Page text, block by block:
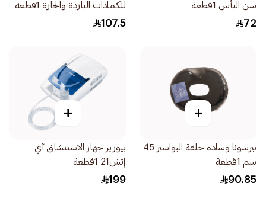
سن اليأس 1قطعة
72
للكمادات الباردة والحارة 1قطعة
107.5
+
بيرسونا وسادة حلقة البواسير 45
سم 1قطعة
90.85
+
بيورير جهاز الاستنشاق آي
إتش21 1قطعة
199